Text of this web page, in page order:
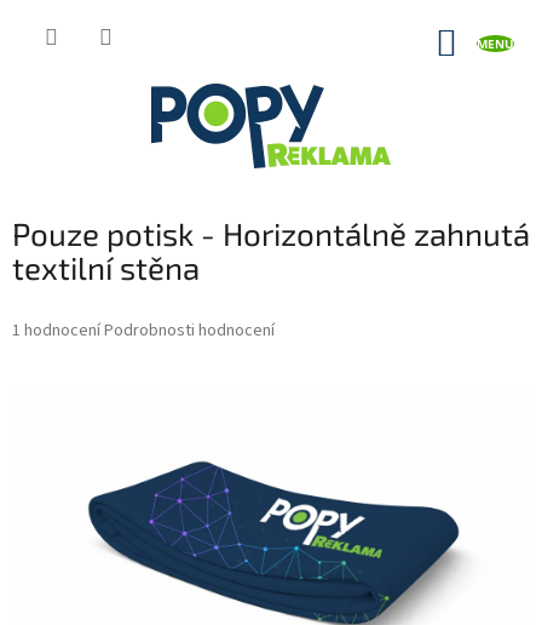
Pouze potisk - Horizontálně zahnutá
textilní stěna
Průměrné
1 hodnoceníPodrobnosti hodnocení